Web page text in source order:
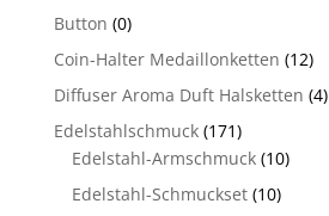
Button (0)
Coin-Halter Medaillonketten (12)
Diffuser Aroma Duft Halsketten (4)
Edelstahlschmuck (171)
Edelstahl-Armschmuck (10)
Edelstahl-Schmuckset (10)